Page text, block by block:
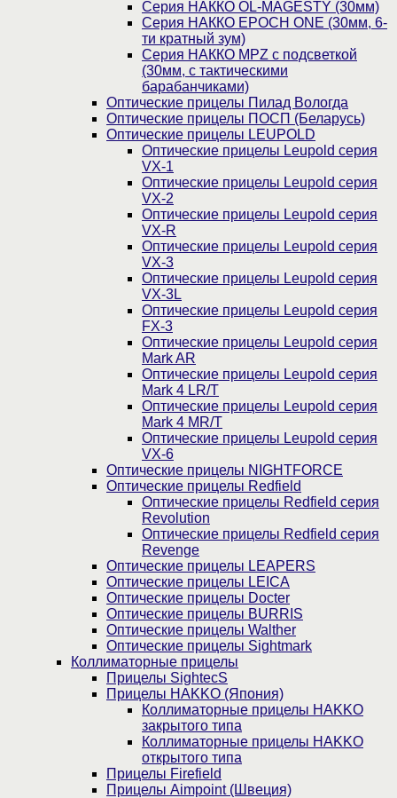
Серия НАККО OL-MAGESTY (30мм)
Серия НАККО EPOCH ONE (30мм, 6-
ти кратный зум)
Серия НАККО MPZ с подсветкой
(30мм, c тактическими
барабанчиками)
Оптические прицелы Пилад Вологда
Оптические прицелы ПОСП (Беларусь)
Оптические прицелы LEUPOLD
Оптические прицелы Leupold серия
VX-1
Оптические прицелы Leupold серия
VX-2
Оптические прицелы Leupold серия
VX-R
Оптические прицелы Leupold серия
VX-3
Оптические прицелы Leupold серия
VX-3L
Оптические прицелы Leupold серия
FX-3
Оптические прицелы Leupold серия
Mark AR
Оптические прицелы Leupold серия
Mark 4 LR/T
Оптические прицелы Leupold серия
Mark 4 MR/T
Оптические прицелы Leupold серия
VX-6
Оптические прицелы NIGHTFORCE
Оптические прицелы Redfield
Оптические прицелы Redfield серия
Revolution
Оптические прицелы Redfield серия
Revenge
Оптические прицелы LEAPERS
Оптические прицелы LEICA
Оптические прицелы Docter
Оптические прицелы BURRIS
Оптические прицелы Walther
Оптические прицелы Sightmark
Коллиматорные прицелы
Прицелы SightecS
Прицелы HAKKO (Япония)
Коллиматорные прицелы HAKKO
закрытого типа
Коллиматорные прицелы HAKKO
открытого типа
Прицелы Firefield
Прицелы Aimpoint (Швеция)